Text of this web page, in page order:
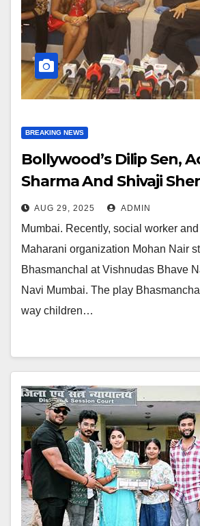
BREAKING NEWS
Bollywood’s Dilip Sen,
Sharma And Shivaji
Arrived To Congratulate
Nair’s Play
AUG 29, 2025 ADMIN
Mumbai. Recently, social worker
Maharani organization Mohan Nair
Bhasmanchal at Vishnudas Bhave
Navi Mumbai. The play
way children…